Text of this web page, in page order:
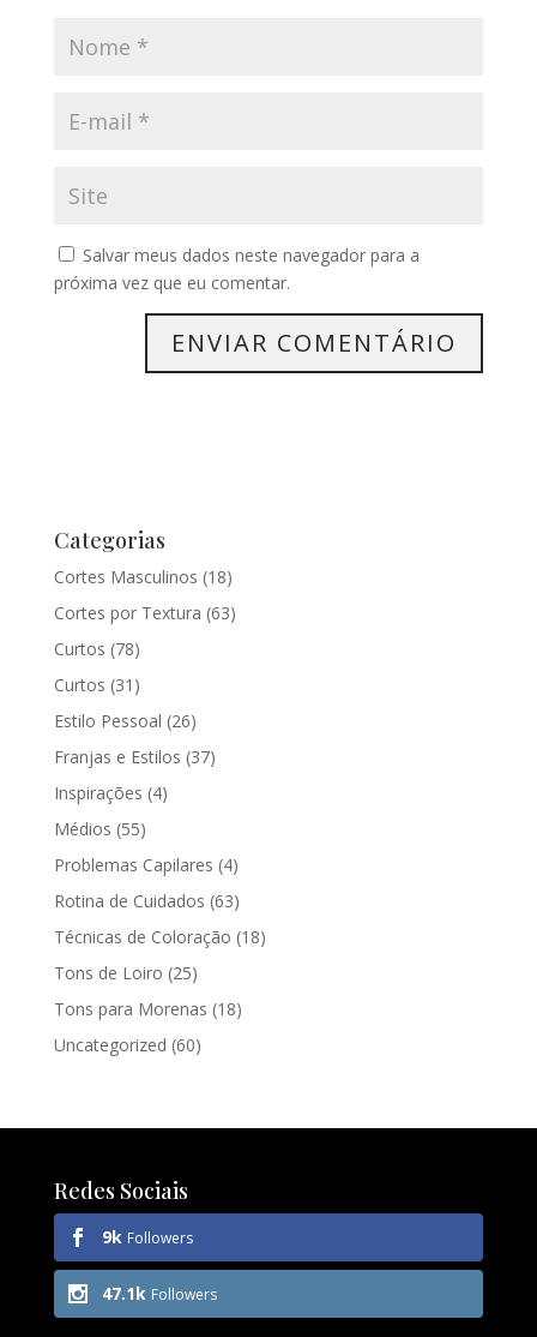
Salvar meus dados neste navegador para a
próxima vez que eu comentar.
Categorias
Cortes Masculinos (18)
Cortes por Textura (63)
Curtos (78)
Curtos (31)
Estilo Pessoal (26)
Franjas e Estilos (37)
Inspirações (4)
Médios (55)
Problemas Capilares (4)
Rotina de Cuidados (63)
Técnicas de Coloração (18)
Tons de Loiro (25)
Tons para Morenas (18)
Uncategorized (60)
Redes Sociais
9k Followers
47.1k Followers